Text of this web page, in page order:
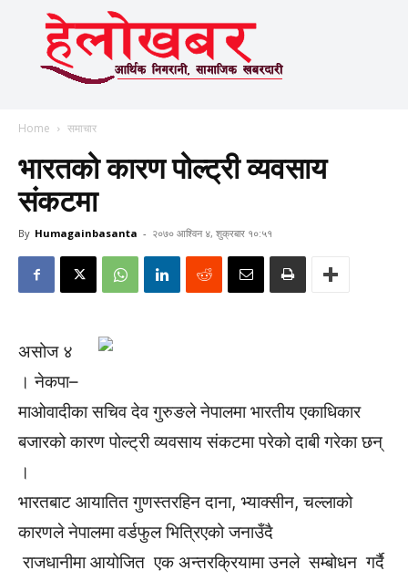
Home समाचार
भारतको कारण पोल्ट्री व्यवसाय
संकटमा
By Humagainbasanta - २०७० आश्विन ४, शुक्रबार १०:५१
असोज ४
। नेकपा–
माओवादीका सचिव देव गुरुङले नेपालमा भारतीय एकाधिकार
बजारको कारण पोल्ट्री व्यवसाय संकटमा परेको दाबी गरेका छन्
।
भारतबाट आयातित गुणस्तरहिन दाना, भ्याक्सीन, चल्लाको
कारणले नेपालमा वर्डफुल भित्रिएको जनाउँदै
राजधानीमा आयोजित एक अन्तरक्रियामा उनले सम्बोधन गर्दै